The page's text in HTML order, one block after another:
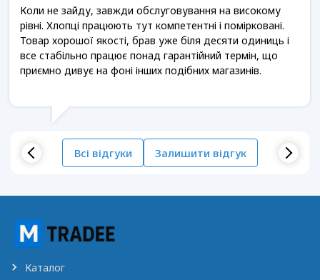
Коли не зайду, завжди обслуговування на високому
рівні. Хлопці працюють тут компетентні і помірковані.
Товар хорошої якості, брав уже біля десяти одиниць і
все стабільно працює понад гарантійний термін, що
приємно дивує на фоні інших подібних магазинів.
Всі відгуки Залишити відгук
Каталог